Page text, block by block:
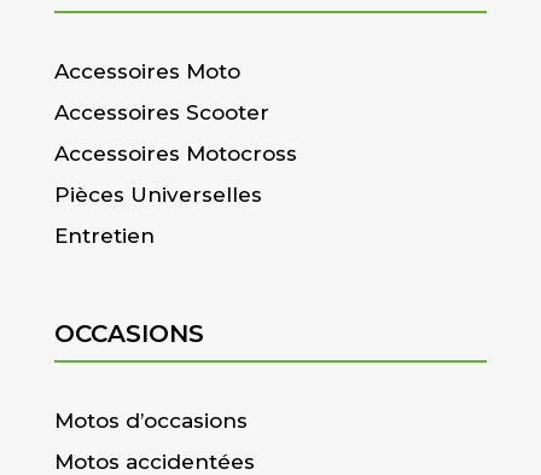
Accessoires Moto
Accessoires Scooter
Accessoires Motocross
Pièces Universelles
Entretien
OCCASIONS
Motos d’occasions
Motos accidentées